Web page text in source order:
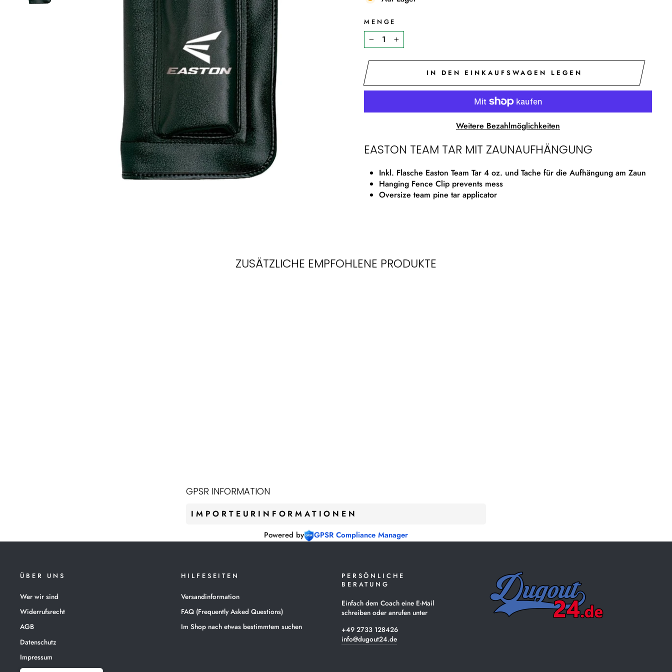
MENGE
− +
IN DEN EINKAUFSWAGEN LEGEN
Weitere Bezahlmöglichkeiten
EASTON TEAM TAR MIT ZAUNAUFHÄNGUNG
Inkl. Flasche Easton Team Tar 4 oz. und Tache für die Aufhängung am Zaun
Hanging Fence Clip prevents mess
Oversize team pine tar applicator
ZUSÄTZLICHE EMPFOHLENE PRODUKTE
GPSR INFORMATION
IMPORTEURINFORMATIONEN
Powered by GPSR Compliance Manager
ÜBER UNS
Wer wir sind
Widerrufsrecht
AGB
Datenschutz
Impressum
HILFESEITEN
Versandinformation
FAQ (Frequently Asked Questions)
Im Shop nach etwas bestimmtem suchen
PERSÖNLICHE
BERATUNG
Einfach dem Coach eine E-Mail
schreiben oder anrufen unter
+49 2733 128426
info@dugout24.de